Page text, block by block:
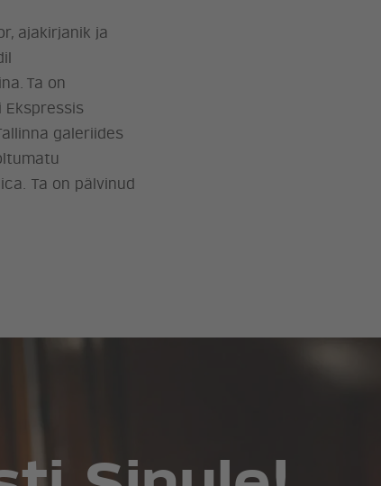
ajakirjanik ja
Ta on
galeriides
Ta on pälvinud